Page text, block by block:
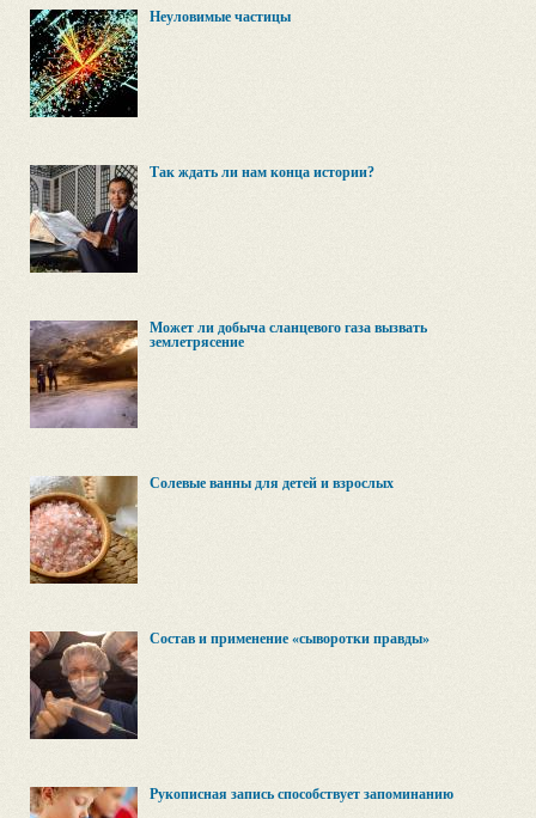
Неуловимые частицы
Так ждать ли нам конца истории?
Может ли добыча сланцевого газа вызвать
землетрясение
Солевые ванны для детей и взрослых
Состав и применение «сыворотки правды»
Рукописная запись способствует запоминанию